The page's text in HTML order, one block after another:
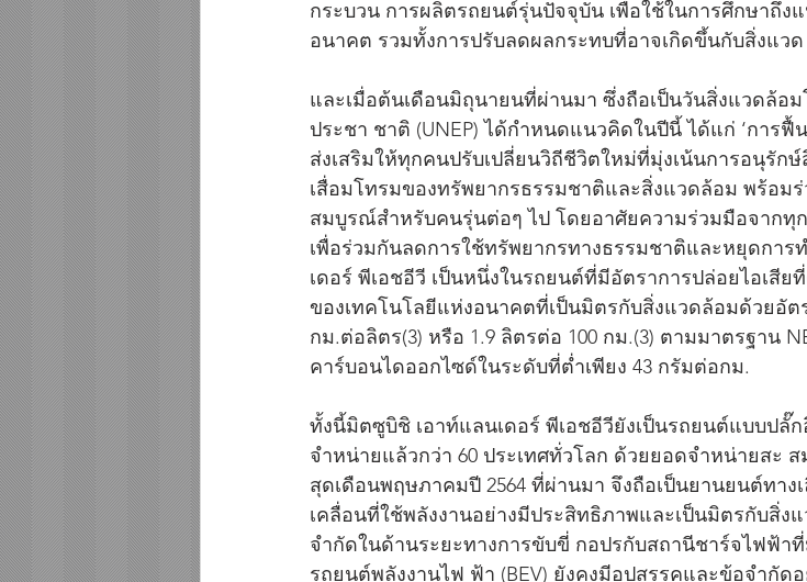
กระบวน การผลิตรถยนต์รุ่นปัจจุบัน เพื่อใช้ในการศึกษาถึ
อนาคต รวมทั้งการปรับลดผลกระทบที่อาจเกิดขึ้นกับสิ่งแว
และเมื่อต้นเดือนมิถุนายนที่ผ่านมา ซึ่งถือเป็นวันสิ่งแวดล้อ
ประชา ชาติ (UNEP) ได้กำหนดแนวคิดในปีนี้ ได้แก่ ‘การ
ส่งเสริมให้ทุกคนปรับเปลี่ยนวิถีชีวิตใหม่ที่มุ่งเน้นการอนุรัก
เสื่อมโทรมของทรัพยากรธรรมชาติและสิ่งแวดล้อม พร้อม
สมบูรณ์สำหรับคนรุ่นต่อๆ ไป โดยอาศัยความร่วมมือจากทุ
เพื่อร่วมกันลดการใช้ทรัพยากรทางธรรมชาติและหยุดกา
เดอร์ พีเอชอีวี เป็นหนึ่งในรถยนต์ที่มีอัตราการปล่อยไอเสี
ของเทคโนโลยีแห่งอนาคตที่เป็นมิตรกับสิ่งแวดล้อมด้วยอัตร
กม.ต่อลิตร(3) หรือ 1.9 ลิตรต่อ 100 กม.(3) ตามมาตรฐาน
คาร์บอนไดออกไซด์ในระดับที่ต่ำเพียง 43 กรัมต่อกม.
ทั้งนี้มิตซูบิชิ เอาท์แลนเดอร์ พีเอชอีวียังเป็นรถยนต์แบบป
จำหน่ายแล้วกว่า 60 ประเทศทั่วโลก ด้วยยอดจำหน่ายสะ
สุดเดือนพฤษภาคมปี 2564 ที่ผ่านมา จึงถือเป็นยานยนต์ทา
เคลื่อนที่ใช้พลังงานอย่างมีประสิทธิภาพและเป็นมิตรกับสิ่ง
จำกัดในด้านระยะทางการขับขี่ กอปรกับสถานีชาร์จไฟฟ้า
รถยนต์พลังงานไฟ ฟ้า (BEV) ยังคงมีอุปสรรคและข้อจำกั